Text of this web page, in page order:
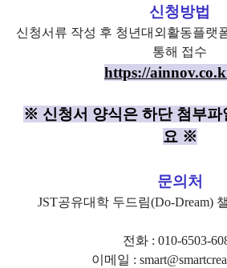
신청방법
신청서류 작성 후 청년대외활동플랫
통해 접수
https://
※ 신청서 양식은 하단 첨부파
요 ※
문의처
JST공유대학 두드림(Do-Dream)
전화 : 010-6503-
이메일 :